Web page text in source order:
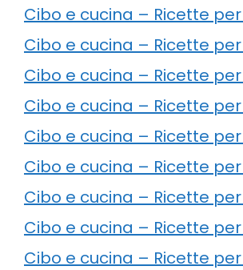
Cibo e cucina – Ricette
Cibo e cucina – Ricette
Cibo e cucina – Ricette
Cibo e cucina – Ricette
Cibo e cucina – Ricette
Cibo e cucina – Ricette
Cibo e cucina – Ricette
Cibo e cucina – Ricette
Cibo e cucina – Ricette